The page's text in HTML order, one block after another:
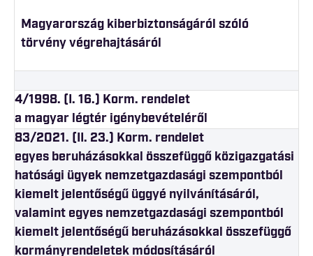
Magyarország kiberbiztonságáról szóló
törvény végrehajtásáról
4/1998. (I. 16.) Korm. rendelet
a magyar légtér igénybevételéről
83/2021. (II. 23.) Korm. rendelet
egyes beruházásokkal összefüggő közigazgatási
hatósági ügyek nemzetgazdasági szempontból
kiemelt jelentőségű üggyé nyilvánításáról,
valamint egyes nemzetgazdasági szempontból
kiemelt jelentőségű beruházásokkal összefüggő
kormányrendeletek módosításáról